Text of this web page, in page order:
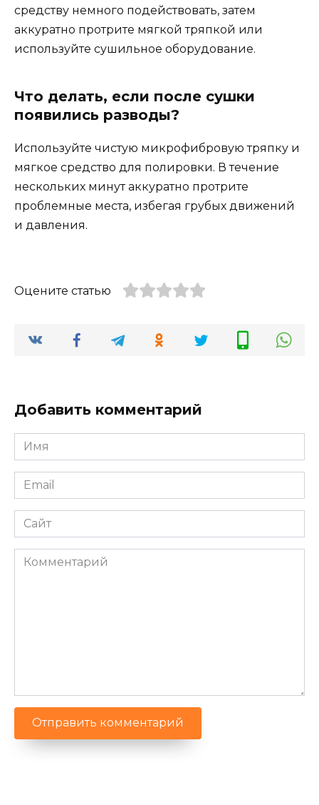
средству немного подействовать, затем
аккуратно протрите мягкой тряпкой или
используйте сушильное оборудование.
Что делать, если после сушки
появились разводы?
Используйте чистую микрофибровую тряпку и
мягкое средство для полировки. В течение
нескольких минут аккуратно протрите
проблемные места, избегая грубых движений
и давления.
Оцените статью
Добавить комментарий
Имя
*
Email
*
Сайт
Комментарий